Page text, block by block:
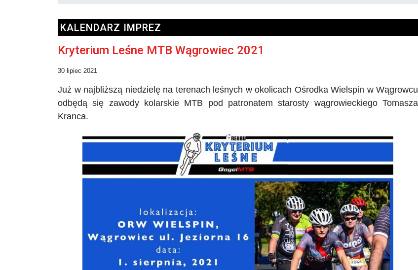
KALENDARZ IMPREZ
Kryterium Leśne MTB Wągrowiec 2021
30 lipiec 2021
Już w najbliższą niedzielę na terenach leśnych w okolicach Ośrodka Wielspin w Wągrowcu
odbędą się zawody kolarskie MTB pod patronatem starosty wągrowieckiego Tomasza
Kranca.